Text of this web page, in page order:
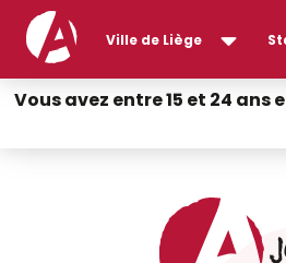
Ville de Liège
Vous avez entre 15 et 24